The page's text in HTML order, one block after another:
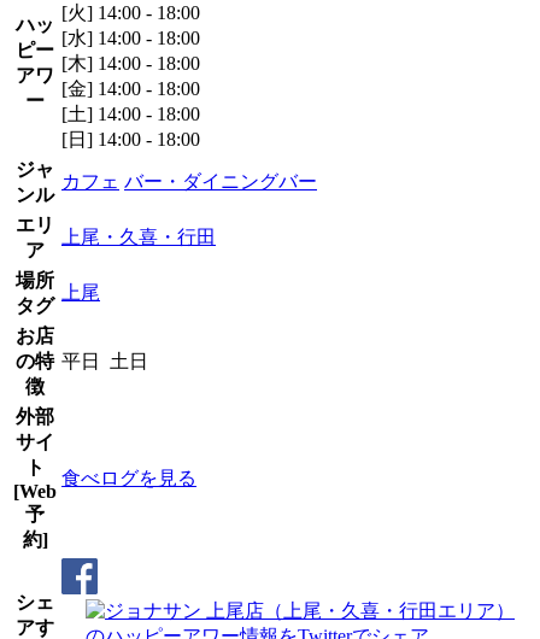
ハッ
ピー
アワ
ー
[火] 14:00 - 18:00
[水] 14:00 - 18:00
[木] 14:00 - 18:00
[金] 14:00 - 18:00
[土] 14:00 - 18:00
[日] 14:00 - 18:00
ジャ
ンル
カフェ バー・ダイニングバー
エリ
ア
上尾・久喜・行田
場所
タグ
上尾
お店
の特
徴
平日 土日
外部
サイ
ト
[Web
予
約]
食べログを見る
シェ
アす